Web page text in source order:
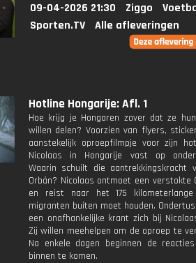
09-04-2026 21:30 Ziggo
Sporten.TV
Alle afleveringen
Hotline Hongarije: Afl. 1
Hoe krijg je Hongaren zover dat ze
willen delen? Voorzien van flyers,
aanstekelijk oproepfilmpje voor zijn
Nicolaas in Hongarije vast op
Waarin schuilt die aantrekkingskracht
Orbán? Nicolaas ontmoet een verstokte
en reist naar het 175
migranten buiten moet houden.
een onafhankelijke krant zich bij
Zij willen meehelpen om de oproep te
Na enkele dagen beginnen de
binnen te komen.